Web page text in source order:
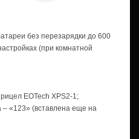
без перезарядки до 600
(при комнатной
EOTech XPS2-1;
«123» (вставлена еще на